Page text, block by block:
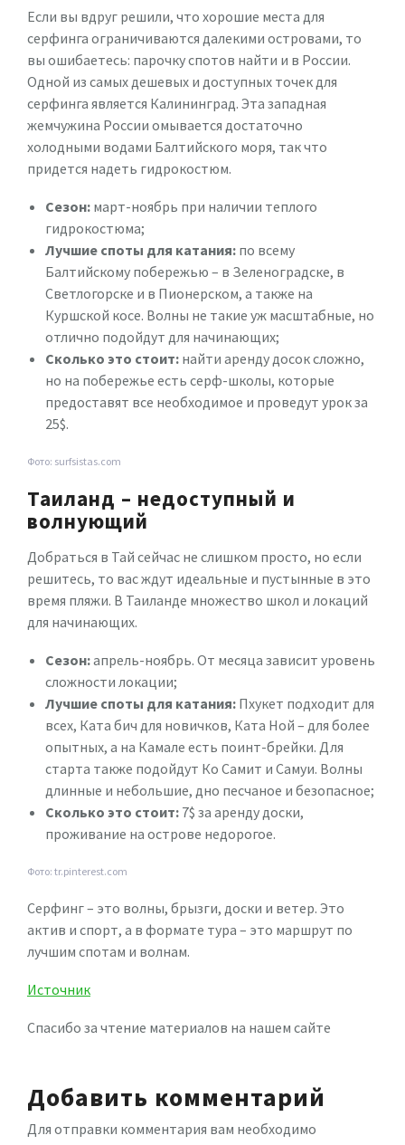
Если вы вдруг решили, что хорошие места для
серфинга ограничиваются далекими островами, то
вы ошибаетесь: парочку спотов найти и в России.
Одной из самых дешевых и доступных точек для
серфинга является Калининград. Эта западная
жемчужина России омывается достаточно
холодными водами Балтийского моря, так что
придется надеть гидрокостюм.
Сезон: март-ноябрь при наличии теплого
гидрокостюма;
Лучшие споты для катания: по всему
Балтийскому побережью – в Зеленоградске, в
Светлогорске и в Пионерском, а также на
Куршской косе. Волны не такие уж масштабные, но
отлично подойдут для начинающих;
Сколько это стоит: найти аренду досок сложно,
но на побережье есть серф-школы, которые
предоставят все необходимое и проведут урок за
25$.
Фото: surfsistas.com
Таиланд – недоступный и
волнующий
Добраться в Тай сейчас не слишком просто, но если
решитесь, то вас ждут идеальные и пустынные в это
время пляжи. В Таиланде множество школ и локаций
для начинающих.
Сезон:апрель-ноябрь. От месяца зависит уровень
сложности локации;
Лучшие споты для катания: Пхукет подходит для
всех, Ката бич для новичков, Ката Ной – для более
опытных, а на Камале есть поинт-брейки. Для
старта также подойдут Ко Самит и Самуи. Волны
длинные и небольшие, дно песчаное и безопасное;
Сколько это стоит: 7$ за аренду доски,
проживание на острове недорогое.
Фото: tr.pinterest.com
Серфинг – это волны, брызги, доски и ветер. Это
актив и спорт, а в формате тура – это маршрут по
лучшим спотам и волнам.
Источник
Спасибо за чтение материалов на нашем сайте
Добавить комментарий
Для отправки комментария вам необходимо